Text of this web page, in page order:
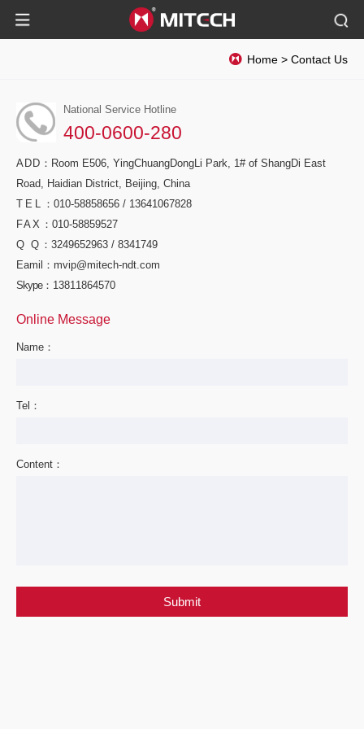
Home > Contact Us
National Service Hotline
400-0600-280
ADD ：Room E506, YingChuangDongLi Park, 1# of ShangDi East
Road, Haidian District, Beijing, China
TEL ：010-58858656 / 13641067828
FAX ：010-58859527
Q Q ：3249652963 / 8341749
Eamil ：mvip@mitech-ndt.com
Skype：13811864570
Online Message
Name：
Tel：
Content：